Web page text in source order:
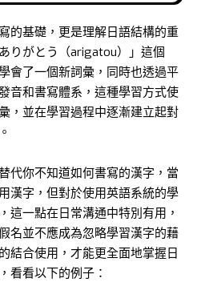
的基礎，更是理解日語結構的重
りがとう（arigatou）」這個
會了一個新詞彙，同時也透過平
音和書寫體系，這種學習方式使
，並在學習過程中逐漸建立起對
代你不知道如何書寫的漢字，當
漢字，但對於使用英語系統的學
這一點在日常溝通中特別有用，
名並不應成為忽略學習漢字的藉
結合使用，才能更全面地掌握日
看看以下的例子：